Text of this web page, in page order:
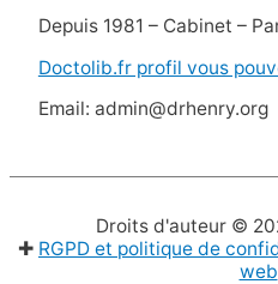
Depuis 1981 – Cabinet –
Doctolib.fr profil vous
Email: admin@drhenry.org
Droits d'auteur ©
✚ RGPD et politique de
web